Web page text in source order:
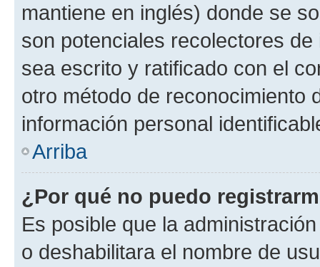
mantiene en inglés) donde se
son potenciales recolectores
sea escrito y ratificado con el
otro método de reconocimiento
información personal
Arriba
¿Por qué no puedo
Es posible que la
o deshabilitara el nombre de